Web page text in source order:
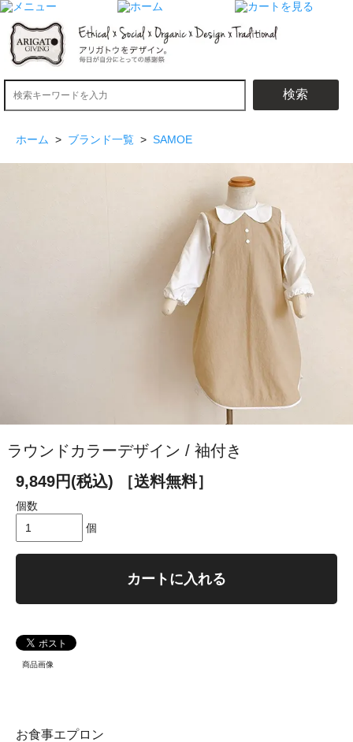
検索
ホーム > ブランド一覧 > SAMOE
ラウンドカラーデザイン / 袖付き
9,849円(税込)
［送料無料］
個数
個
カートに入れる
商品画像
お食事エプロン